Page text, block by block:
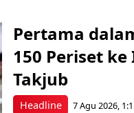
Headline
Pertama
150 Periset
Takjub
7 Agu 2026,